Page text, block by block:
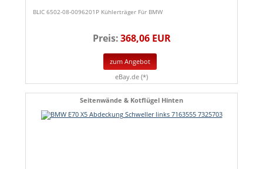
BLIC 6502-08-0096201P Kühlerträger Für BMW
Preis:368,06 EUR
zum Angebot
eBay.de (*)
Seitenwände & Kotflügel Hinten